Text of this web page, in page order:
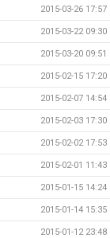
2015-03-26 17:57
2015-03-22 09:30
2015-03-20 09:51
2015-02-15 17:20
2015-02-07 14:54
2015-02-03 17:30
2015-02-02 17:53
2015-02-01 11:43
2015-01-15 14:24
2015-01-14 15:35
2015-01-12 23:48